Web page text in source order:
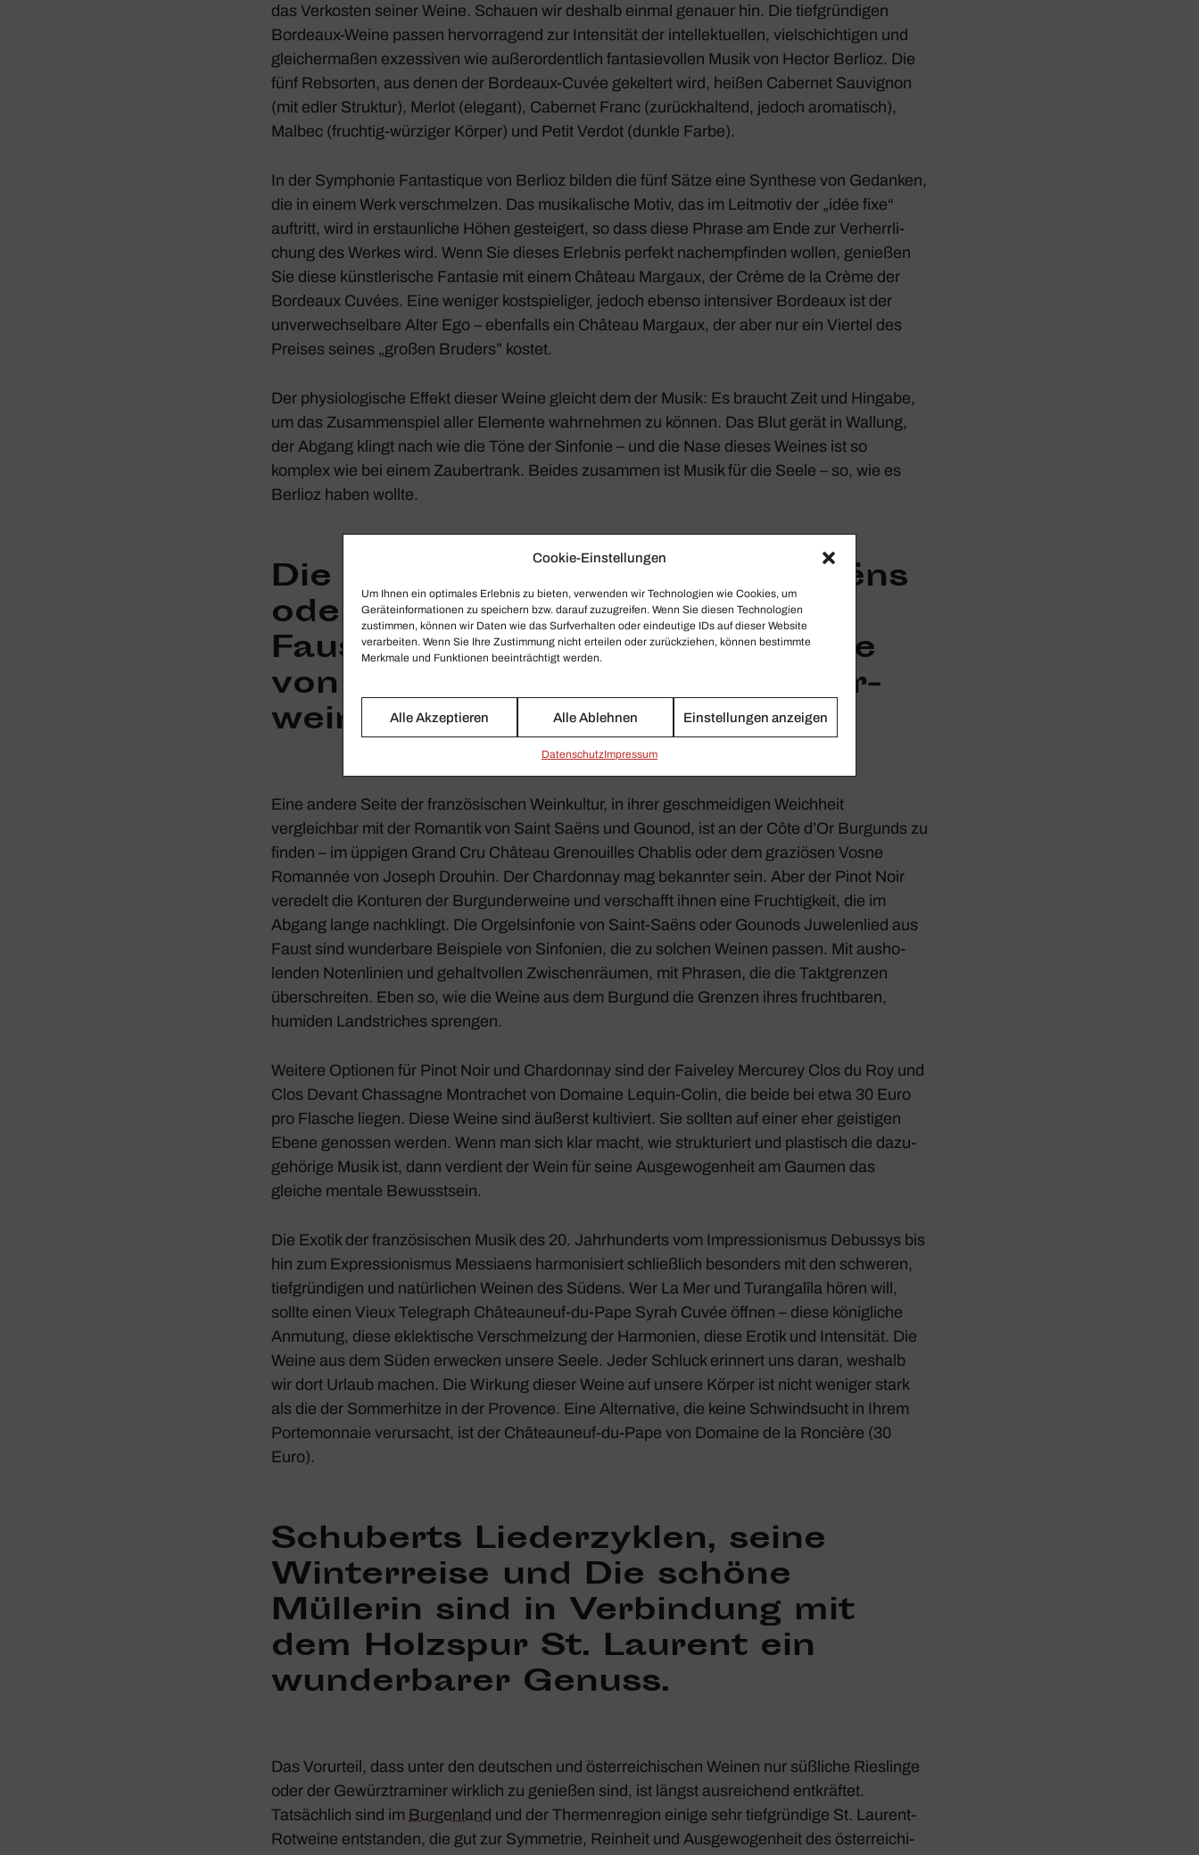
Cookie-Einstellungen
Um Ihnen ein optimales Erlebnis zu bieten, verwenden wir Technologien wie Cookies, um
Geräteinformationen zu speichern bzw. darauf zuzugreifen. Wenn Sie diesen Technologien
zustimmen, können wir Daten wie das Surfverhalten oder eindeutige IDs auf dieser Website
verarbeiten. Wenn Sie Ihre Zustimmung nicht erteilen oder zurückziehen, können bestimmte
Merkmale und Funktionen beeinträchtigt werden.
Alle Akzeptieren Alle Ablehnen Einstellungen anzeigen
Daten­schutzImpressum
das Verkosten seiner Weine. Schauen wir deshalb einmal genauer hin. Die tief­grün­digen
Bordeaux-Weine passen hervor­ra­gend zur Inten­sität der intel­lek­tu­ellen, viel­schich­tigen und
glei­cher­maßen exzes­siven wie außer­or­dent­lich fanta­sie­vollen Musik von Hector Berlioz. Die
fünf Rebsorten, aus denen der Bordeaux-Cuvée gekel­tert wird, heißen Cabernet Sauvi­gnon
(mit edler Struktur), Merlot (elegant), Cabernet Franc (zurück­hal­tend, jedoch aroma­tisch),
Malbec (fruchtig-würziger Körper) und Petit Verdot (dunkle Farbe).
In der Symphonie Fantas­tique von Berlioz bilden die fünf Sätze eine Synthese von Gedanken,
die in einem Werk verschmelzen. Das musi­ka­li­sche Motiv, das im Leit­motiv der „idée fixe“
auftritt, wird in erstaun­liche Höhen gestei­gert, so dass diese Phrase am Ende zur Verherr­li­
chung des Werkes wird. Wenn Sie dieses Erlebnis perfekt nach­emp­finden wollen, genießen
Sie diese künst­le­ri­sche Fantasie mit einem Château Margaux, der Crème de la Crème der
Bordeaux Cuvées. Eine weniger kost­spie­liger, jedoch ebenso inten­siver Bordeaux ist der
unver­wech­sel­bare Alter Ego – eben­falls ein Château Margaux, der aber nur ein Viertel des
Preises seines „großen Bruders” kostet.
Der physio­lo­gi­sche Effekt dieser Weine gleicht dem der Musik:­ Es braucht Zeit und Hingabe,
um das Zusam­men­spiel aller Elemente wahr­nehmen zu können. Das Blut gerät in Wallung,
der Abgang klingt nach wie die Töne der Sinfonie – und die Nase dieses Weines ist so
komplex wie bei einem Zauber­trank. Beides zusammen ist Musik für die Seele – so, wie es
Berlioz haben wollte.
Die Orgel­sin­fonie von Saint-Saëns
oder GounodsJuwe­len­liedaus
Faustsind wunder­bare Beispiele
von Sinfo­nien, die zu Burgun­der­
weinen passen.
Eine andere Seite der fran­zö­si­schen Wein­kultur, in ihrer geschmei­digen Weich­heit
vergleichbar mit der Romantik von Saint Saëns und Gounod, ist an der Côte d’Or Burgunds zu
finden – im üppigen Grand Cru Château Grenouilles Chablis oder dem graziösen Vosne
Romannée von Joseph Drouhin. Der Char­donnay mag bekannter sein. Aber der Pinot Noir
veredelt die Konturen der Burgun­der­weine und verschafft ihnen eine Fruch­tig­keit, die im
Abgang lange­ nach­klingt. Die Orgel­sin­fonie von Saint-Saëns oder Gounods Juwe­len­lied aus
Faust sind wunder­bare Beispiele von Sinfo­nien, die zu solchen Weinen passen. Mit ausho­
lenden Noten­li­nien und gehalt­vollen Zwischen­räumen, mit Phrasen, die die Takt­grenzen
über­schreiten. Eben so, wie die Weine aus dem Burgund die Grenzen ihres frucht­baren,
humiden Land­stri­ches sprengen.
Weitere Optionen für Pinot Noir und Char­donnay sind der Faiv­eley Mercurey Clos du Roy und
Clos Devant Chassagne Montra­chet von Domaine Lequin-Colin, die beide bei etwa 30 Euro
pro Flasche liegen. Diese Weine sind äußerst kulti­viert. Sie sollten auf einer eher geis­tigen
Ebene genossen werden. Wenn man sich klar macht, wie struk­tu­riert und plas­tisch die dazu­
ge­hö­rige Musik ist, dann verdient der Wein für seine Ausge­wo­gen­heit am Gaumen das
gleiche mentale Bewusst­sein.
Die Exotik der fran­zö­si­schen Musik des 20. Jahr­hun­derts vom Impres­sio­nismus Debussys bis
hin zum Expres­sio­nismus Messiaens harmo­ni­siert schließ­lich beson­ders mit den schweren,
tief­grün­digen und natür­li­chen Weinen des Südens. Wer La Mer und Turangalîla hören will,
sollte einen Vieux Tele­graph Château­neuf-du-Pape Syrah Cuvée öffnen – diese könig­liche
Anmu­tung, diese eklek­ti­sche Verschmel­zung der Harmo­nien, diese Erotik und Inten­sität. Die
Weine aus dem Süden erwe­cken unsere Seele. Jeder Schluck erin­nert uns daran, weshalb
wir dort Urlaub machen. Die Wirkung dieser Weine auf unsere Körper ist nicht weniger stark
als die der Sommer­hitze in der Provence. Eine Alter­na­tive, die keine Schwind­sucht in Ihrem
Porte­mon­naie verur­sacht, ist der Château­neuf-du-Pape von Domaine de la Roncière (30
Euro).
Schu­berts Lieder­zy­klen, seine
Winter­reise und Die schöne
Müllerin sind in Verbin­dung mit
dem Holz­spur St. Laurent ein
wunder­barer Genuss.
Das Vorur­teil, dass unter den deut­schen und öster­rei­chi­schen Weinen nur süßliche Ries­linge
oder der Gewürz­tra­miner wirk­lich zu genießen sind, ist längst ausrei­chend entkräftet.
Tatsäch­lich sind im Burgen­land und der Ther­men­re­gion einige sehr tief­grün­dige St. Laurent-
Rotweine entstanden, die gut zur Symme­trie, Rein­heit und Ausge­wo­gen­heit des öster­rei­chi­